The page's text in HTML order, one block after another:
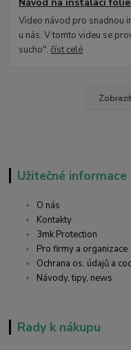
Video návod pro snadnou
u nás. V tomto videu se
sucho".číst celé
Užitečné informace
O nás
Kontakty
3mk Protection
Pro firmy a organizace
Ochrana os. údajů a
Návody, tipy, news
Rady k nákupu